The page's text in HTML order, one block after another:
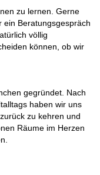
zu lernen. Gerne
ein Beratungsgespräch
völlig
können, ob wir
gegründet. Nach
haben wir uns
zu kehren und
Räume im Herzen